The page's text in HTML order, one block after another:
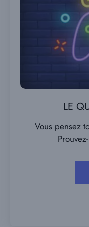
LE
Vous pensez